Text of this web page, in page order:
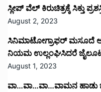
ಸ್ಲೀಪ್ ವೆಲ್ ಕಿರುಚಿತ್ರಕ್ಕೆ ಸಿಕ್ತು
August 2, 2023
ಸಿನಿಮಾಟೋಗ್ರಾಫರ್ ಮಸೂದೆ
ನಿಯಮ ಉಲ್ಲಂಘಿಸಿದರೆ ಜೈಲೂಟ
August 1, 2023
ವಾ…ವಾ…ವಾ…ವಾಮನ ಹಾಡು